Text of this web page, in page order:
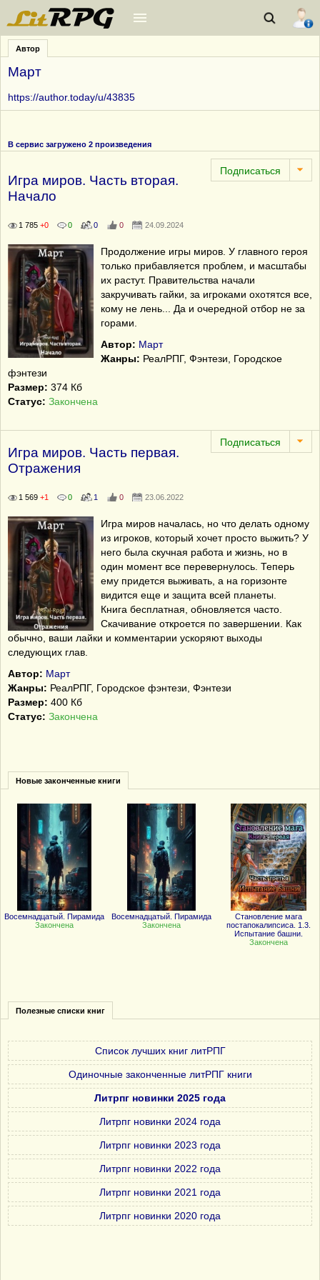
Автор
Март
https://author.today/u/43835
В сервис загружено 2 произведения
Игра миров. Часть вторая.
Начало
1 785 +0 0 0 0 24.09.2024
Продолжение игры миров. У главного героя
только прибавляется проблем, и масштабы
их растут. Правительства начали
закручивать гайки, за игроками охотятся все,
кому не лень... Да и очередной отбор не за
горами.
Автор: Март
Жанры: РеалРПГ, Фэнтези, Городское
фэнтези
Размер: 374 Кб
Статус: Закончена
Игра миров. Часть первая.
Отражения
1 569 +1 0 1 0 23.06.2022
Игра миров началась, но что делать одному
из игроков, который хочет просто выжить? У
него была скучная работа и жизнь, но в
один момент все перевернулось. Теперь
ему придется выживать, а на горизонте
видится еще и защита всей планеты.
Книга бесплатная, обновляется часто.
Скачивание откроется по завершении. Как
обычно, ваши лайки и комментарии ускоряют выходы
следующих глав.
Автор: Март
Жанры: РеалРПГ, Городское фэнтези, Фэнтези
Размер: 400 Кб
Статус: Закончена
Новые законченные книги
Восемнадцатый. Пирамида
Закончена
Восемнадцатый. Пирамида
Закончена
Становление мага
постапокалипсиса. 1.3.
Испытание башни.
Закончена
Полезные списки книг
Список лучших книг литРПГ
Одиночные законченные литРПГ книги
Литрпг новинки 2025 года
Литрпг новинки 2024 года
Литрпг новинки 2023 года
Литрпг новинки 2022 года
Литрпг новинки 2021 года
Литрпг новинки 2020 года